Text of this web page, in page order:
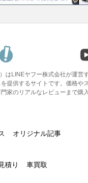
はLINEヤフー株式会社が運営
提供するサイトです。価格や
家のリアルなレビューまで購
オリジナル記事
積り 車買取